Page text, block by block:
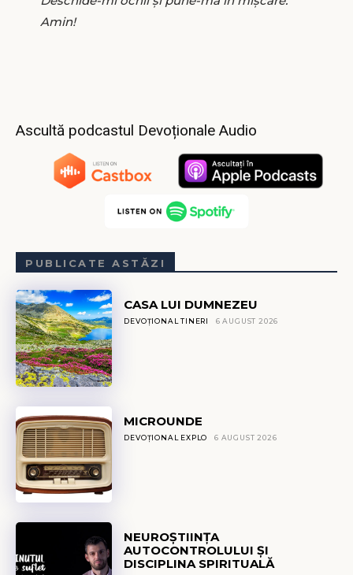
Amin!
Ascultă podcastul Devoționale Audio
PUBLICATE ASTĂZI
CASA LUI DUMNEZEU
DEVOȚIONAL TINERI 6 AUGUST 2026
MICROUNDE
DEVOȚIONAL EXPLO 6 AUGUST 2026
NEUROȘTIINȚA
AUTOCONTROLULUI ȘI
DISCIPLINA SPIRITUALĂ